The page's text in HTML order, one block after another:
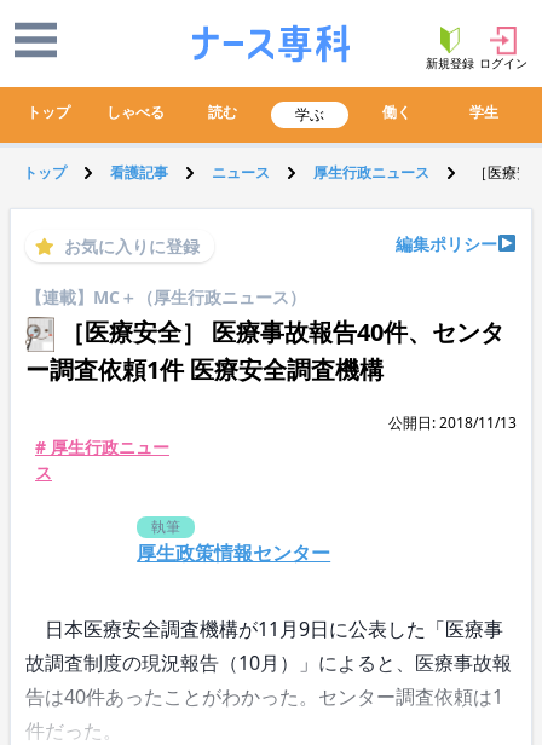
新規登録 ログイン
トップ しゃべる 読む 学ぶ 働く 学生
トップ 看護記事 ニュース 厚生行政ニュース ［医療
お気に入りに登録 編集ポリシー
【連載】MC＋（厚生行政ニュース）
［医療安全］ 医療事故報告40件、センタ
ー調査依頼1件 医療安全調査機構
公開日: 2018/11/13
# 厚生行政ニュー
ス
執筆
厚生政策情報センター
日本医療安全調査機構が11月9日に公表した「医療事
故調査制度の現況報告（10月）」によると、医療事故報
告は40件あったことがわかった。センター調査依頼は1
件だった。